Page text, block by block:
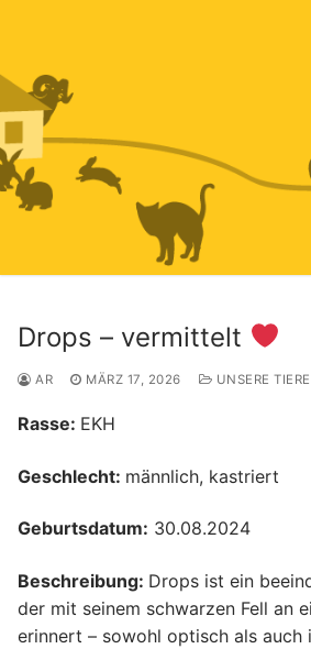
Drops – vermittelt
AR MÄRZ 17, 2026 UNSERE TIERE
Rasse: EKH
Geschlecht: männlich, kastriert
Geburtsdatum: 30.08.2024
Beschreibung: Drops ist ein
der mit seinem schwarzen Fell an
erinnert – sowohl optisch als auch